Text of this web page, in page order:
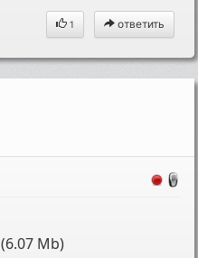
1 ответить
(6.07 Mb)